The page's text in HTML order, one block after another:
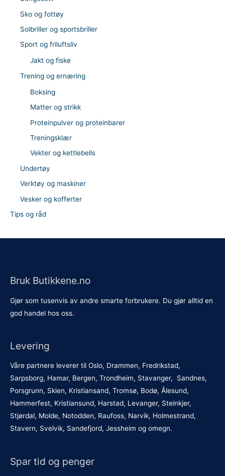
Sko og fottøy
Solbriller og sportsbriller
Sport og friluftsliv
Jakt og fiske
Trening og ernæring
Boksing
Matter og strikk
Proteinpulver og proteinbarer
Treningsklær
Vekter og kettlebells
Undertøy
Verktøy og maskiner
Vesker og kofferter
Tips og råd
Bruk Butikkene.no
Gjør som tusenvis av andre smarte forbrukere. Du gjør alltid en
god handel hos oss.
Levering
Våre partnere leverer til Oslo, Drammen, Fredrikstad,
Sarpsborg, Hamar, Bergen, Trondheim, Stavanger, Sandnes,
Porsgrunn, Skien, Kristiansand, Tromsø, Bodø, Ålesund,
Hammerfest, Kristiansund, Harstad, Levanger, Steinkjer,
Stjørdal, Molde, Notodden, Raufoss, Narvik, Holmestrand,
Stavern, Svelvik, Sandefjord, Jessheim og omegn.
Spar tid og penger